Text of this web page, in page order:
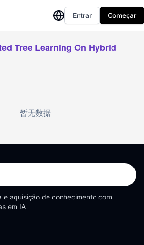
Entrar Começar
Tree Learning On Hybrid
暂无数据
e aquisição de conhecimento com
em IA